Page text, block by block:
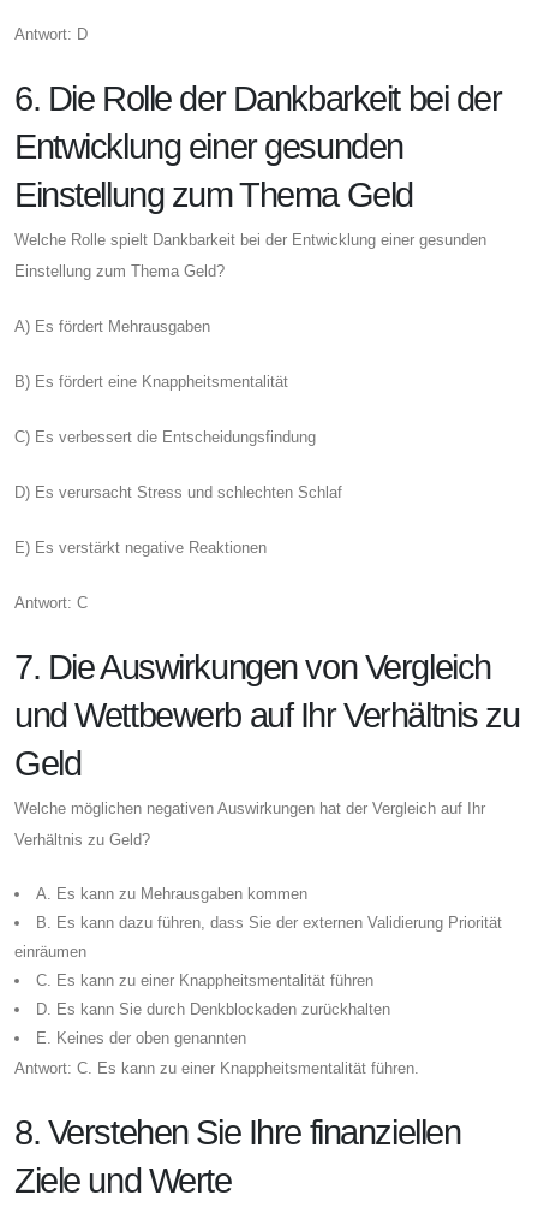
Antwort: D
6. Die Rolle der Dankbarkeit bei der
Entwicklung einer gesunden
Einstellung zum Thema Geld
Welche Rolle spielt Dankbarkeit bei der Entwicklung einer gesunden
Einstellung zum Thema Geld?
A) Es fördert Mehrausgaben
B) Es fördert eine Knappheitsmentalität
C) Es verbessert die Entscheidungsfindung
D) Es verursacht Stress und schlechten Schlaf
E) Es verstärkt negative Reaktionen
Antwort: C
7. Die Auswirkungen von Vergleich
und Wettbewerb auf Ihr Verhältnis zu
Geld
Welche möglichen negativen Auswirkungen hat der Vergleich auf Ihr
Verhältnis zu Geld?
A. Es kann zu Mehrausgaben kommen
B. Es kann dazu führen, dass Sie der externen Validierung Priorität
einräumen
C. Es kann zu einer Knappheitsmentalität führen
D. Es kann Sie durch Denkblockaden zurückhalten
E. Keines der oben genannten
Antwort: C. Es kann zu einer Knappheitsmentalität führen.
8. Verstehen Sie Ihre finanziellen
Ziele und Werte